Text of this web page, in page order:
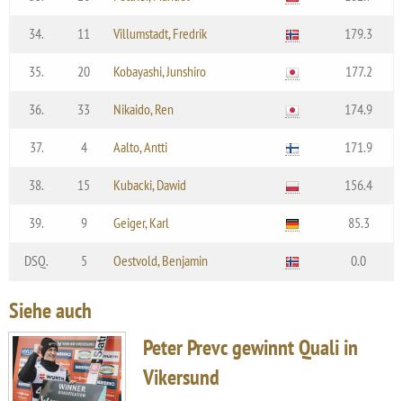
34. 11 Villumstadt, Fredrik 179.3
35. 20 Kobayashi, Junshiro 177.2
36. 33 Nikaido, Ren 174.9
37. 4 Aalto, Antti 171.9
38. 15 Kubacki, Dawid 156.4
39. 9 Geiger, Karl 85.3
DSQ. 5 Oestvold, Benjamin 0.0
Siehe auch
Peter Prevc gewinnt Quali in
Vikersund